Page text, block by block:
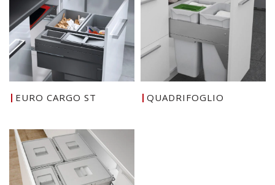
EURO CARGO ST QUADRIFOGLIO